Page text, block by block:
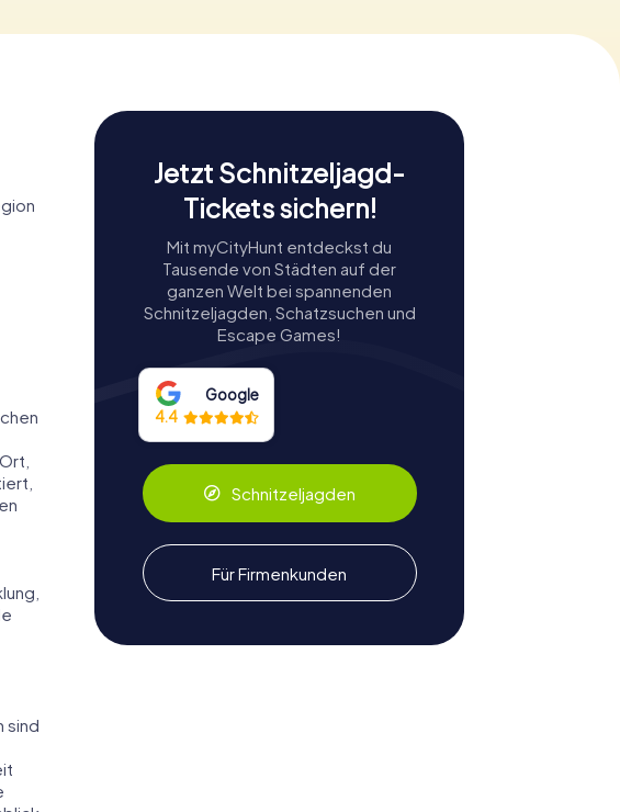
sind
Jetzt Schnitzeljagd-
Tickets sichern!
Mit myCityHunt entdeckst du
Tausende von Städten auf der
ganzen Welt bei spannenden
Schnitzeljagden, Schatzsuchen und
Escape Games!
Google
4.4
Schnitzeljagden
Für Firmenkunden